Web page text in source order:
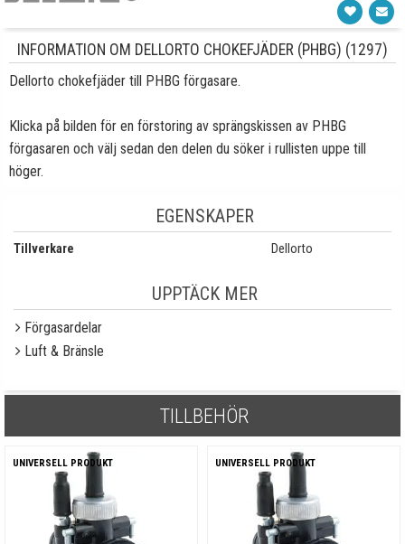
INFORMATION OM DELLORTO CHOKEFJÄDER (PHBG) (1297)
Dellorto chokefjäder till PHBG förgasare.
Klicka på bilden för en förstoring av sprängskissen av PHBG
förgasaren och välj sedan den delen du söker i rullisten uppe till
höger.
EGENSKAPER
Tillverkare Dellorto
UPPTÄCK MER
Förgasardelar
Luft & Bränsle
TILLBEHÖR
UNIVERSELL PRODUKT UNIVERSELL PRODUKT